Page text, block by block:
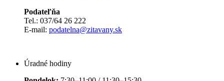
Podateľňa
Tel.: 037/64 26 222
E-mail: podatelna@zitavany.sk
Úradné hodiny